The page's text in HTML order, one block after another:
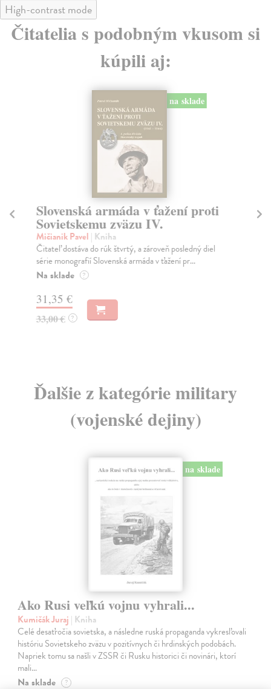
High-contrast mode
Čitatelia s podobným vkusom si
kúpili aj:
na sklade
Slovenská armáda v ťažení proti
Sovietskemu zväzu IV.
Mičianik Pavel | Kniha
Čitateľ dostáva do rúk štvrtý, a zároveň posledný diel
série monografií Slovenská armáda v ťažení pr...
Na sklade ?
31,35 €
33,00 € ?
Ďalšie z kategórie military
(vojenské dejiny)
na sklade
Ako Rusi veľkú vojnu vyhrali...
Kumičák Juraj | Kniha
Celé desaťročia sovietska, a následne ruská propaganda vykresľovali
históriu Sovietskeho zväzu v pozitívnych či hrdinských podobách.
Napriek tomu sa našli v ZSSR či Rusku historici či novinári, ktorí
mali…
Na sklade ?